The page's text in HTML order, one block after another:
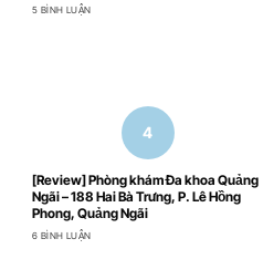
5 BÌNH LUẬN
[Review] Phòng khám Đa khoa Quảng
Ngãi – 188 Hai Bà Trưng, P. Lê Hồng
Phong, Quảng Ngãi
6 BÌNH LUẬN